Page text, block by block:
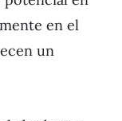
en el
un